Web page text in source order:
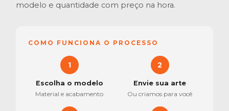
modelo e quantidade com preço na hora.
COMO FUNCIONA O PROCESSO
1
Escolha o modelo
Material e acabamento
2
Envie sua arte
Ou criamos para você